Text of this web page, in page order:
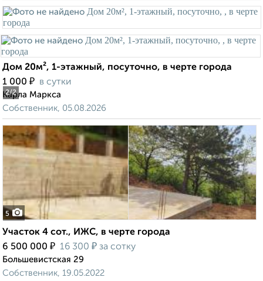
2/2
Дом 20м², 1-этажный, посуточно, в черте города
1 000 ₽ в сутки
Карла Маркса
Собственник, 05.08.2026
5
Участок 4 сот., ИЖС, в черте города
6 500 000 ₽ 16 300 ₽ за сотку
Большевистская 29
Собственник, 19.05.2022